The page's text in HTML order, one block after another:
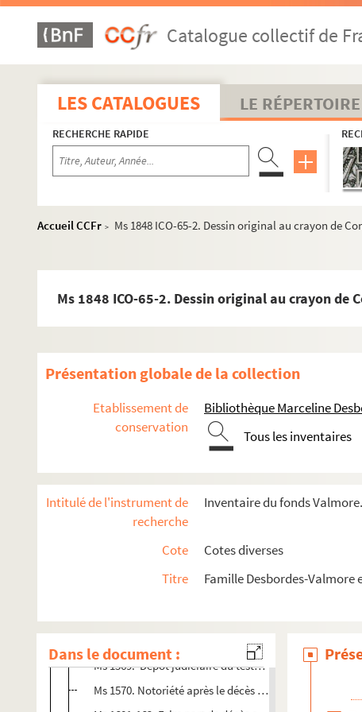
Catalogue collectif de
LES CATALOGUES LE RÉPERTOIRE
RECHERCHE RAPIDE
Accueil CCFr >
Ms 1848 ICO-65-2. Dessin original au crayon de
Ms 1848 ICO-65-2. Dessin original au crayon
Présentation globale de la collection
Etablissement de
conservation
Bibliothèque Marceline
Tous les inventaires
Intitulé de l'instrument de
recherche
Inventaire du fonds
Cote
Cotes diverses
Titre
Famille Desbordes-
Dans le document :
Correspondance
Documents concernant Hippolyte Valmore
Ms 1569. Dépôt judiciaire du testament holographe
Ms 1570. Notoriété après le décès de Mr Lanchantin